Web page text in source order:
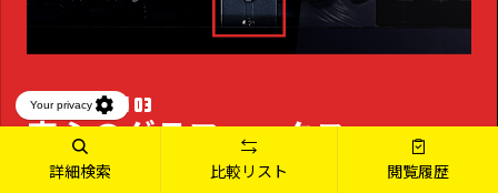
FUNCTION 03
安心のグラフィックス
サポートバー
詳細検索 比較リスト 閲覧履歴